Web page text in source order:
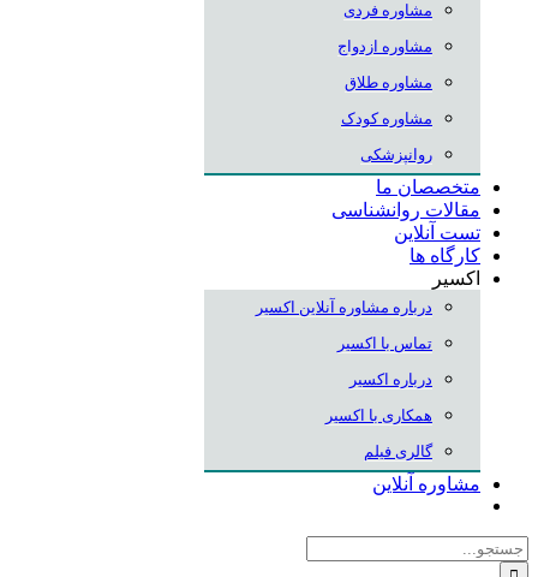
مشاوره فردی
مشاوره ازدواج
مشاوره طلاق
مشاوره کودک
روانپزشکی
متخصصان ما
مقالات روانشناسی
تست آنلاین
کارگاه ها
اکسیر
درباره مشاوره آنلاین اکسیر
تماس با اکسیر
درباره اکسیر
همکاری با اکسیر
گالری فیلم
مشاوره آنلاین
جستجو
برای: